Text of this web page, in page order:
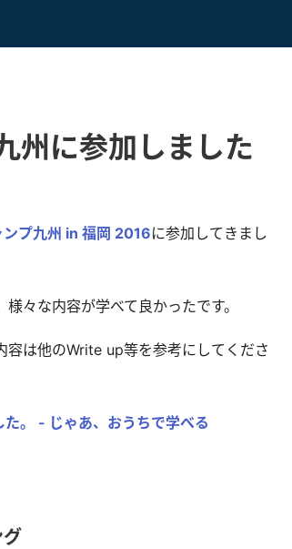
州に参加しました
プ九州 in 福岡 2016に参加してきまし
々な内容が学べて良かったです。
容は他のWrite up等を参考にしてくださ
。 - じゃあ、おうちで学べる